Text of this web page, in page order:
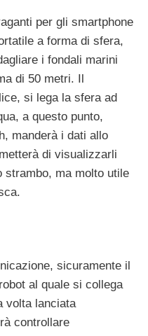
per gli smartphone
a forma di sfera,
i fondali marini
di 50 metri. Il
si lega la sfera ad
a questo punto,
manderà i dati allo
di visualizzarli
ma molto utile
sicuramente il
al quale si collega
volta lanciata
controllare